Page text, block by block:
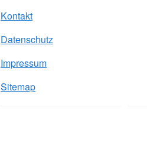
Kontakt
Datenschutz
Impressum
Sitemap